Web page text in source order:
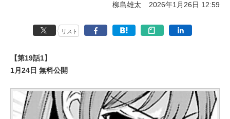
柳島雄太 2026年1月26日 12:59
リスト
【第19話1】
1月24日 無料公開